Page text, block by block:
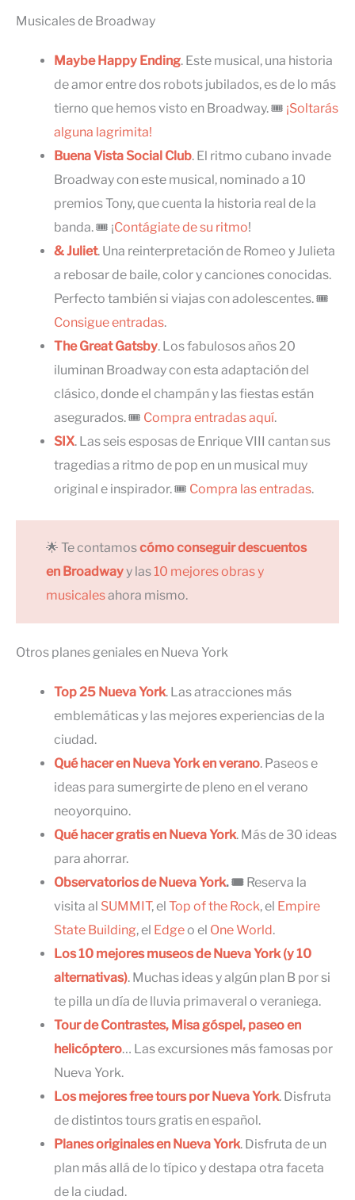
Musicales de Broadway
Maybe Happy Ending. Este musical, una historia
de amor entre dos robots jubilados, es de lo más
tierno que hemos visto en Broadway. 🎟 ¡Soltarás
alguna lagrimita!
Buena Vista Social Club. El ritmo cubano invade
Broadway con este musical, nominado a 10
premios Tony, que cuenta la historia real de la
banda. 🎟 ¡Contágiate de su ritmo!
& Juliet. Una reinterpretación de Romeo y Julieta
a rebosar de baile, color y canciones conocidas.
Perfecto también si viajas con adolescentes. 🎟
Consigue entradas.
The Great Gatsby. Los fabulosos años 20
iluminan Broadway con esta adaptación del
clásico, donde el champán y las fiestas están
asegurados. 🎟 Compra entradas aquí.
SIX. Las seis esposas de Enrique VIII cantan sus
tragedias a ritmo de pop en un musical muy
original e inspirador. 🎟 Compra las entradas.
🌟 Te contamoscómo conseguir descuentos
en Broadwayy las 10 mejores obras y
musicalesahora mismo.
Otros planes geniales en Nueva York
Top 25 Nueva York. Las atracciones más
emblemáticas y las mejores experiencias de la
ciudad.
Qué hacer en Nueva York en verano. Paseos e
ideas para sumergirte de pleno en el verano
neoyorquino.
Qué hacer gratis en Nueva York. Más de 30 ideas
para ahorrar.
Observatorios de Nueva York. 🎟 Reserva la
visita al SUMMIT, el Top of the Rock, el Empire
State Building, el Edgeo el One World.
Los 10 mejores museos de Nueva York (y 10
alternativas). Muchas ideas y algún plan B por si
te pilla un día de lluvia primaveral o veraniega.
Tour de Contrastes, Misa góspel, paseo en
helicóptero… Las excursiones más famosas por
Nueva York.
Los mejores free tours por Nueva York. Disfruta
de distintos tours gratis en español.
Planes originales en Nueva York. Disfruta de un
plan más allá de lo típico y destapa otra faceta
de la ciudad.